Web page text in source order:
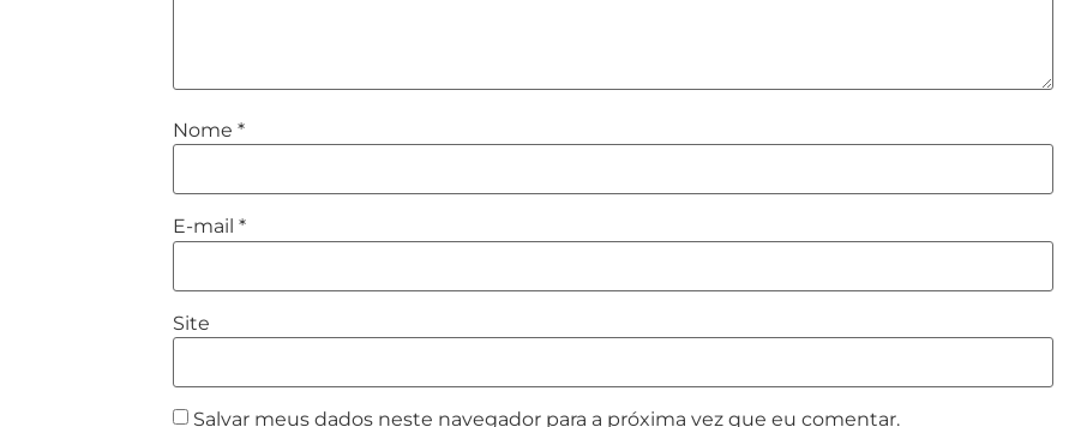
Nome*
E-mail*
Site
Salvar meus dados neste navegador para a próxima vez que eu comentar.